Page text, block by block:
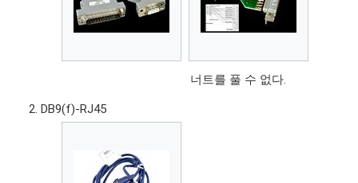
너트를 풀 수 없다.
DB9(f)-RJ45